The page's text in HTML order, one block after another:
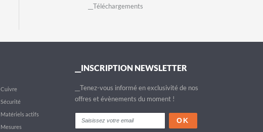
__Téléchargements
Cuivre
Sécurité
Matériels actifs
Mesures
__INSCRIPTION NEWSLETTER
__Tenez-vous informé en exclusivité de nos
offres et évènements du moment !